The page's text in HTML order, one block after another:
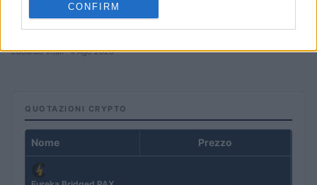
CONFIRM
Perché la Svizzera è il paese più avanzato in Europa
nell’adozione delle criptovalute
Edoardo Vitali · 4 Ago 2026
QUOTAZIONI CRYPTO
Nome Prezzo